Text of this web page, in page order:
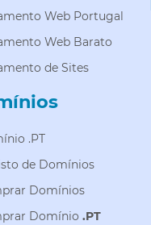
Web Portugal
Web Barato
de Sites
.PT
de Domínios
Domínios
Domínio .PT